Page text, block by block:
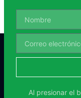
Al presionar el